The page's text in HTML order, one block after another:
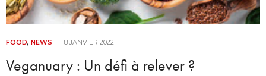
FOOD, NEWS 8 JANVIER 2022
Veganuary : Un défi à relever ?